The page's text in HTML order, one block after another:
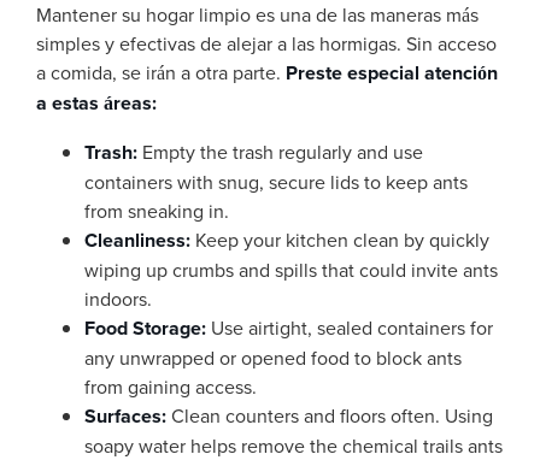
Mantener su hogar limpio es una de las maneras más
simples y efectivas de alejar a las hormigas. Sin acceso
a comida, se irán a otra parte. Preste especial atención
a estas áreas:
Trash: Empty the trash regularly and use
containers with snug, secure lids to keep ants
from sneaking in.
Cleanliness: Keep your kitchen clean by quickly
wiping up crumbs and spills that could invite ants
indoors.
Food Storage: Use airtight, sealed containers for
any unwrapped or opened food to block ants
from gaining access.
Surfaces:Clean counters and floors often. Using
soapy water helps remove the chemical trails ants